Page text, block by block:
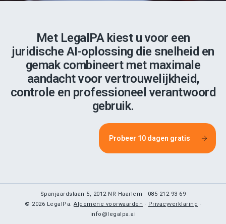
Met LegalPA kiest u voor een
juridische AI-oplossing die snelheid en
gemak combineert met maximale
aandacht voor vertrouwelijkheid,
controle en professioneel verantwoord
gebruik.
Probeer 10 dagen gratis
Spanjaardslaan 5, 2012 NR Haarlem · 085-212 93 69
© 2026 LegalPa. Algemene voorwaarden · Privacyverklaring ·
info@legalpa.ai